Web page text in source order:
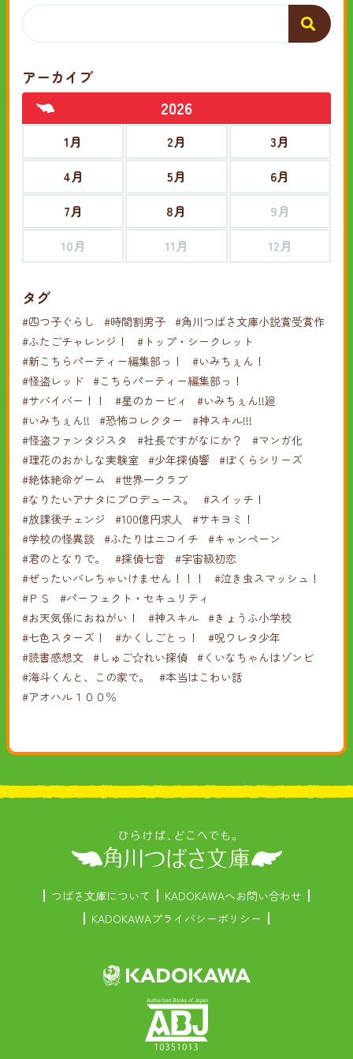
アーカイブ
2026
1月 2月
3月
4月
5月
6月
7月
8月
9月
10月
11月 12月
タグ
#四つ子ぐらし #時間割男子 #角川つばさ文庫小説賞受賞作
#ふたごチャレンジ！
#トップ・シークレット
#新こちらパーティー編集部っ！
#いみちぇん！
#怪盗レッド #こちらパーティー編集部っ！
#サバイバー！！
#星のカービィ
#いみちぇん!!廻
#いみちぇん!!
#恐怖コレクター
#神スキル!!!
#怪盗ファンタジスタ
#社長ですがなにか？
#マンガ化
#理花のおかしな実験室 #少年探偵響
#ぼくらシリーズ
#絶体絶命ゲーム
#世界一クラブ
#なりたいアナタにプロデュース。
#スイッチ！
#放課後チェンジ
#100億円求人
#サキヨミ！
#学校の怪異談 #ふたりはニコイチ
#キャンペーン
#君のとなりで。
#探偵七音
#宇宙級初恋
#ぜったいバレちゃいけません！！！
#泣き虫スマッシュ！
#ＰＳ
#パーフェクト・セキュリティ
#お天気係におねがい！
#神スキル #きょうふ小学校
#七色スターズ！
#かくしごとっ！
#呪ワレタ少年
#読書感想文
#しゅご☆れい探偵 #くいなちゃんはゾンビ
#海斗くんと、この家で。
#本当はこわい話
#アオハル１００％
つばさ文庫について
KADOKAWAへお問い合わせ
KADOKAWAプライバシーポリシー